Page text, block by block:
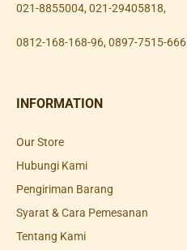
021-8855004, 021-29405818,
0812-168-168-96, 0897-7515-666
INFORMATION
Our Store
Hubungi Kami
Pengiriman Barang
Syarat & Cara Pemesanan
Tentang Kami